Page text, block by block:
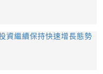
資繼續保持快速增長態勢